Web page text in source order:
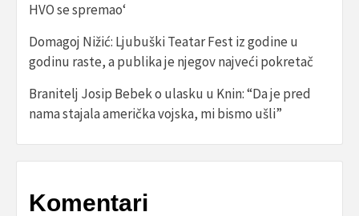
HVO se spremao‘
Domagoj Nižić: Ljubuški Teatar Fest iz godine u
godinu raste, a publika je njegov najveći pokretač
Branitelj Josip Bebek o ulasku u Knin: “Da je pred
nama stajala američka vojska, mi bismo ušli”
Komentari